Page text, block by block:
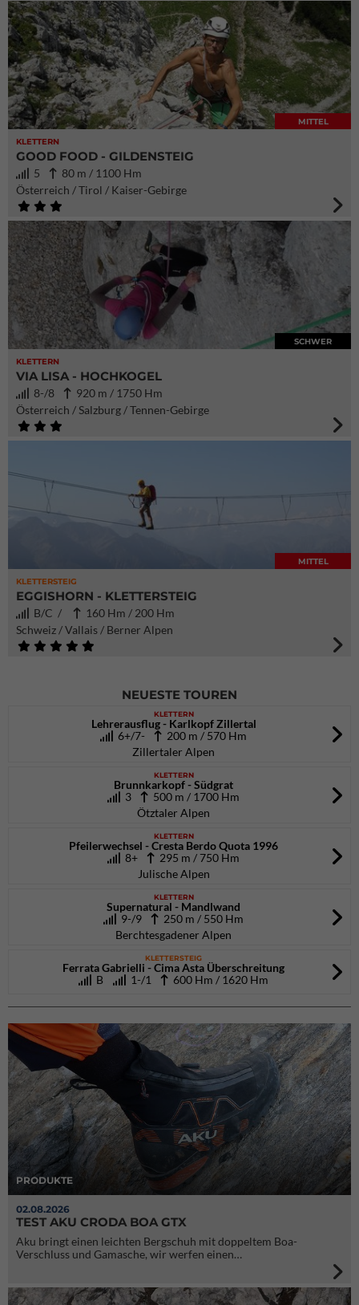
KLETTERN
MITTEL
GOOD FOOD - GILDENSTEIG
5
80 m / 1100 Hm
Österreich / Tirol / Kaiser-Gebirge
KLETTERN
SCHWER
VIA LISA - HOCHKOGEL
8-/8
920 m / 1750 Hm
Österreich / Salzburg / Tennen-Gebirge
KLETTERSTEIG
MITTEL
EGGISHORN - KLETTERSTEIG
B/C /
160 Hm / 200 Hm
Schweiz / Vallais / Berner Alpen
NEUESTE TOUREN
KLETTERN
Lehrerausflug - Karlkopf Zillertal
6+/7-
200 m / 570 Hm
Zillertaler Alpen
KLETTERN
Brunnkarkopf - Südgrat
3
500 m / 1700 Hm
Ötztaler Alpen
KLETTERN
Pfeilerwechsel - Cresta Berdo Quota 1996
8+
295 m / 750 Hm
Julische Alpen
KLETTERN
Supernatural - Mandlwand
9-/9
250 m / 550 Hm
Berchtesgadener Alpen
KLETTERSTEIG
Ferrata Gabrielli - Cima Asta Überschreitung
B
1-/1 600 Hm / 1620 Hm
PRODUKTE
02.08.2026
TEST AKU CRODA BOA GTX
Aku bringt einen leichten Bergschuh mit doppeltem Boa-
Verschluss und Gamasche, wir werfen einen…